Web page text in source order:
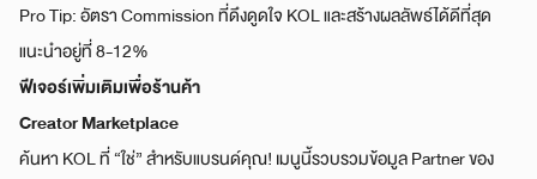
Pro Tip: อัตรา Commission ที่ดึงดูดใจ KOL และสร้างผลลัพธ์ได้ดีที่สุด
แนะนำอยู่ที่ 8-12%
ฟีเจอร์เพิ่มเติมเพื่อร้านค้า
Creator Marketplace
ค้นหา KOL ที่ “ใช่” สำหรับแบรนด์คุณ! เมนูนี้รวบรวมข้อมูล Partner ของ